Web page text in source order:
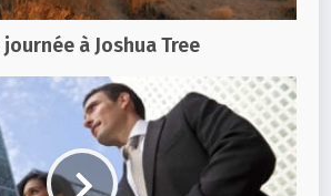
journée à Joshua Tree